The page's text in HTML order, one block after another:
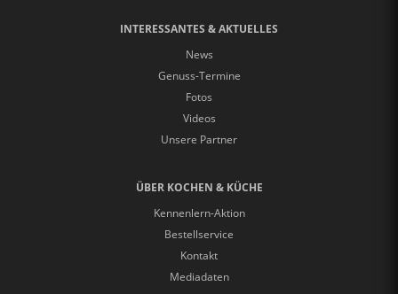
INTERESSANTES & AKTUELLES
News
Genuss-Termine
Fotos
Videos
Unsere Partner
ÜBER KOCHEN & KÜCHE
Kennenlern-Aktion
Bestellservice
Kontakt
Mediadaten